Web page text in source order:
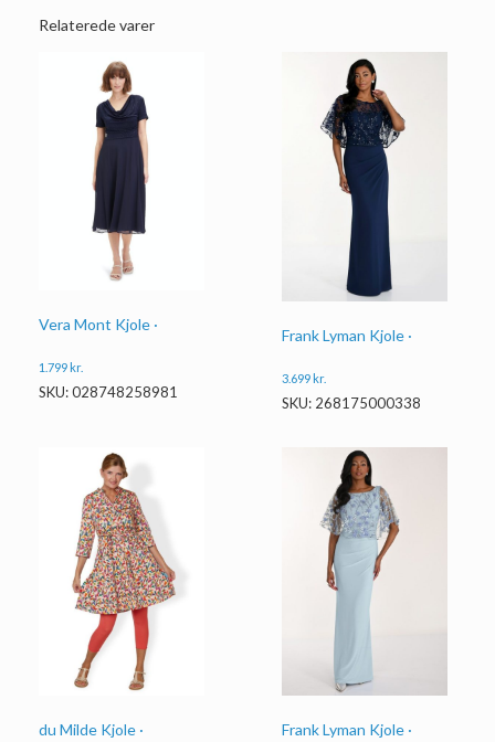
Relaterede varer
Vera Mont Kjole ·
1.799kr.
SKU: 028748258981
Frank Lyman Kjole ·
3.699kr.
SKU: 268175000338
du Milde Kjole ·
Frank Lyman Kjole ·